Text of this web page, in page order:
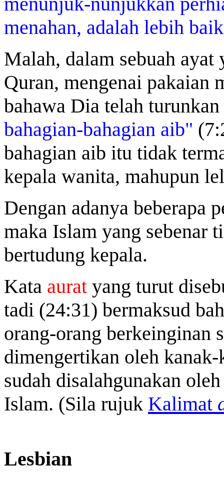
menahan, adalah lebih
Malah, dalam sebuah
Quran, mengenai pakaian
bahawa Dia telah turunkan
bahagian-bahagian aib"
bahagian aib itu tidak
kepala wanita, mahupun
Dengan adanya beberapa
maka Islam yang sebenar
bertudung kepala.
Kata aurat yang turut
tadi (24:31) bermaksud
orang-orang berkeinginan
dimengertikan oleh
sudah disalahgunakan
Islam. (Sila rujuk Kalimat
Lesbian